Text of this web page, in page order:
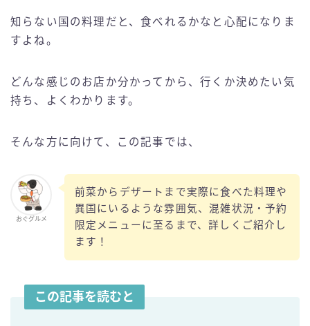
知らない国の料理だと、食べれるかなと心配になりま
すよね。
どんな感じのお店か分かってから、行くか決めたい気
持ち、よくわかります。
そんな方に向けて、この記事では、
おぐグルメ
前菜からデザートまで実際に食べた料理や
異国にいるような雰囲気、混雑状況・予約
限定メニューに至るまで、詳しくご紹介し
ます！
この記事を読むと